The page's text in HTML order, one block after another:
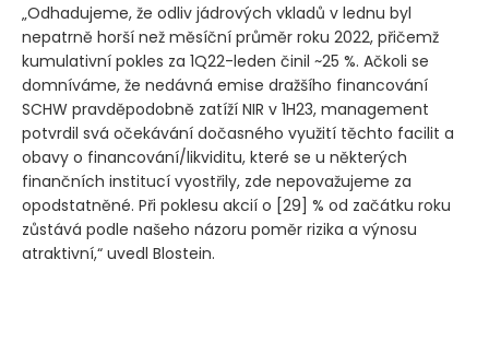
„Odhadujeme, že odliv jádrových vkladů v lednu byl
nepatrně horší než měsíční průměr roku 2022, přičemž
kumulativní pokles za 1Q22-leden činil ~25 %. Ačkoli se
domníváme, že nedávná emise dražšího financování
SCHW pravděpodobně zatíží NIR v 1H23, management
potvrdil svá očekávání dočasného využití těchto facilit a
obavy o financování/likviditu, které se u některých
finančních institucí vyostřily, zde nepovažujeme za
opodstatněné. Při poklesu akcií o [29] % od začátku roku
zůstává podle našeho názoru poměr rizika a výnosu
atraktivní,“ uvedl Blostein.